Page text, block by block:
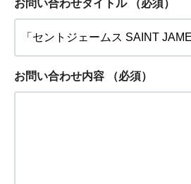
お問い合わせタイトル （必須）
お問い合わせ内容 （必須）